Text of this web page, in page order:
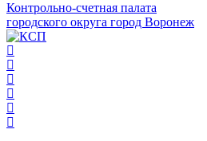
Контрольно-счетная палата
городского округа город Воронеж